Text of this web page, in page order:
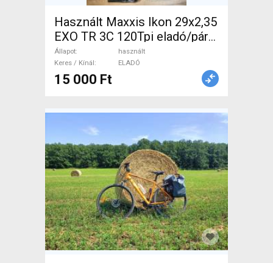
Használt Maxxis Ikon 29x2,35
EXO TR 3C 120Tpi eladó/pár
Maxxis Ikon Mountain Bike
Alkatrész, MTB Kerék / Felni /
Gumi használt ELADÓ
Állapot
használt
Keres / Kínál
ELADÓ
15 000 Ft